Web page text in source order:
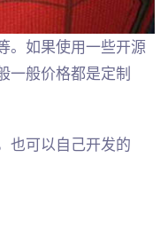
。如果使用一些开源
一般价格都是定制
也可以自己开发的